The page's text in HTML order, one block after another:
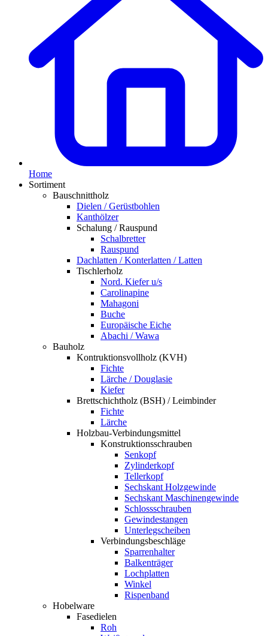
Home
Sortiment
Bauschnittholz
Dielen / Gerüstbohlen
Kanthölzer
Schalung / Rauspund
Schalbretter
Rauspund
Dachlatten / Konterlatten / Latten
Tischlerholz
Nord. Kiefer u/s
Carolinapine
Mahagoni
Buche
Europäische Eiche
Abachi / Wawa
Bauholz
Kontruktionsvollholz (KVH)
Fichte
Lärche / Douglasie
Kiefer
Brettschichtholz (BSH) / Leimbinder
Fichte
Lärche
Holzbau-Verbindungsmittel
Konstruktionsschrauben
Senkopf
Zylinderkopf
Tellerkopf
Sechskant Holzgewinde
Sechskant Maschinengewinde
Schlossschrauben
Gewindestangen
Unterlegscheiben
Verbindungsbeschläge
Sparrenhalter
Balkenträger
Lochplatten
Winkel
Rispenband
Hobelware
Fasedielen
Roh